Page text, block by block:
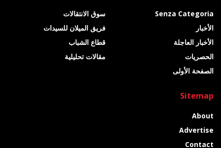
Senza Categoria
الأخبار
الأخبار العاجلة
الحصريات
الصفحة الأولى
سوق الانتقالات
فريق الميلان للسيدات
قطاع الشباب
مقالات تحليلية
Sitemap
About
Advertise
Contact